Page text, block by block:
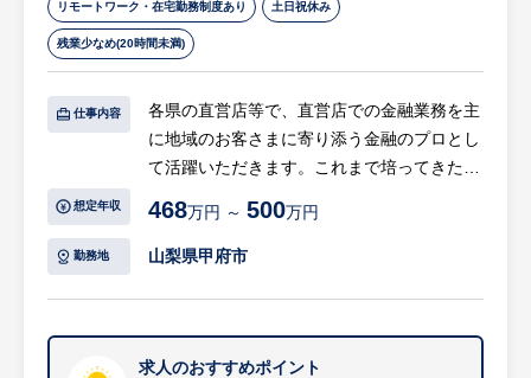
リモートワーク・在宅勤務制度あり 土日祝休み
残業少なめ(20時間未満)
仕事内容
各県の直営店等で、直営店での金融業務を主
に地域のお客さまに寄り添う金融のプロとし
て活躍いただきます。これまで培ってきた金
の顔」として 笑顔とまごころ を大切にした
ご提案を行うポジションです。
・貯金・送金など、各種金融商品の窓口業務
・お客さまのライフイベントに合わせた商
想定年収 468万円 ～ 500万円
勤務地 山梨県甲府市
求人のおすすめポイント